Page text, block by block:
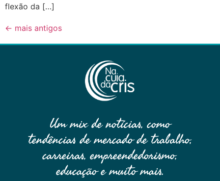
flexão da […]
← mais antigos
Um mix de notícias, como
tendências de mercado de trabalho,
carreiras, empreendedorismo,
educação e muito mais.